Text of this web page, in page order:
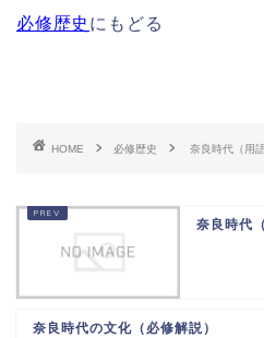
必修歴史 にもどる
HOME 必修歴史 奈良時代（用
奈良時代
奈良時代の文化（必修解説）